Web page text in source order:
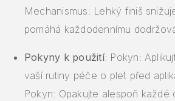
Mechanismus: Lehký finiš
pomáhá každodennímu
Pokyny k použití: Pokyn:
vaší rutiny péče o pleť před
Pokyn: Opakujte alespoň každé